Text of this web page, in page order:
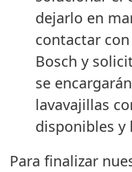
dejarlo en
contactar
Bosch y
se
lavavajillas
disponibles y
Para finalizar